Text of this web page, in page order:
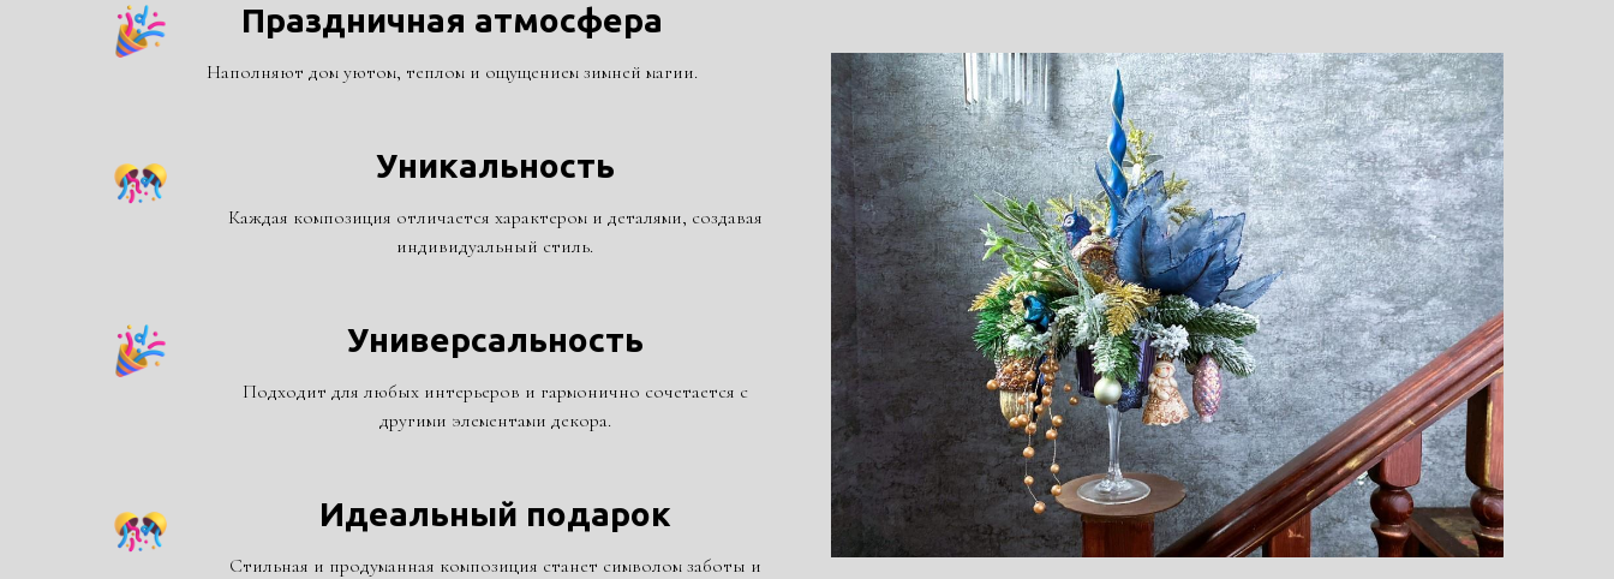
Праздничная атмосфера
Наполняют дом уютом, теплом и ощущением зимней магии.
Уникальность
Каждая композиция отличается характером и деталями, создавая
индивидуальный стиль.
Универсальность
Подходит для любых интерьеров и гармонично сочетается с
другими элементами декора.
Идеальный подарок
Стильная и продуманная композиция станет символом заботы и